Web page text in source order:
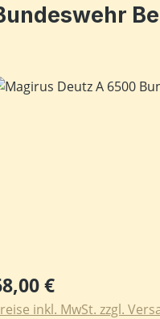
überspringen
Preis:
€
inkl. MwSt. zzgl.